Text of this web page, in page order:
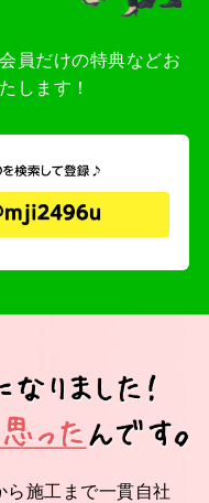
員だけの特典などお
します！
ら施工まで一貫自社